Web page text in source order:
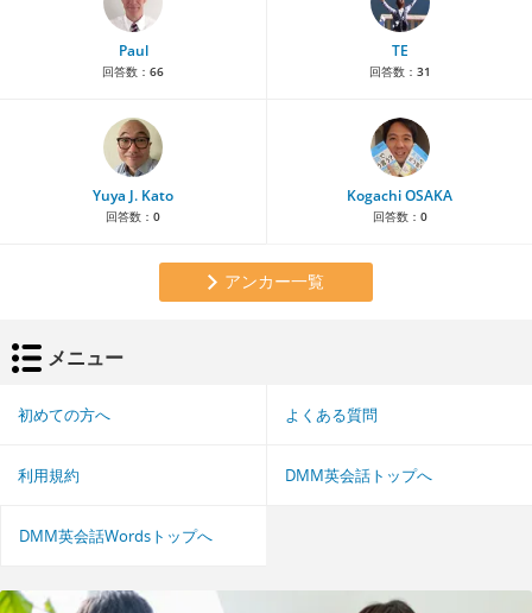
Paul
回答数： 66
TE
回答数： 31
Yuya J. Kato
回答数： 0
Kogachi OSAKA
回答数： 0
アンカー一覧
メニュー
初めての方へ よくある質問
利用規約 DMM英会話トップへ
DMM英会話Wordsトップへ